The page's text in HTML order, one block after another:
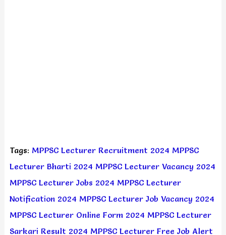
Tags: MPPSC Lecturer Recruitment 2024 MPPSC
Lecturer Bharti 2024 MPPSC Lecturer Vacancy 2024
MPPSC Lecturer Jobs 2024 MPPSC Lecturer
Notification 2024 MPPSC Lecturer Job Vacancy 2024
MPPSC Lecturer Online Form 2024 MPPSC Lecturer
Sarkari Result 2024 MPPSC Lecturer Free Job Alert